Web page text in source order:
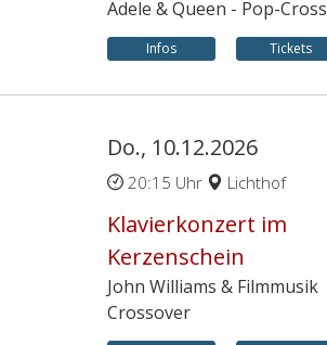
Adele & Queen - Pop-
Infos Tickets
Do., 10.12.2026
20:15 Uhr Lichthof
Klavierkonzert im
Kerzenschein
John Williams & Filmmusik
Crossover